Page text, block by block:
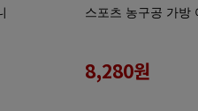
스포츠 농구공 가방
8,280원